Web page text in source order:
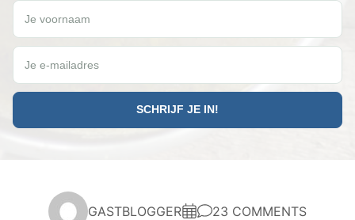
Wil jij elke vrijdag een gratis Paleo recept ontvangen?
Je voornaam
Je e-mailadres
GASTBLOGGER 23 COMMENTS